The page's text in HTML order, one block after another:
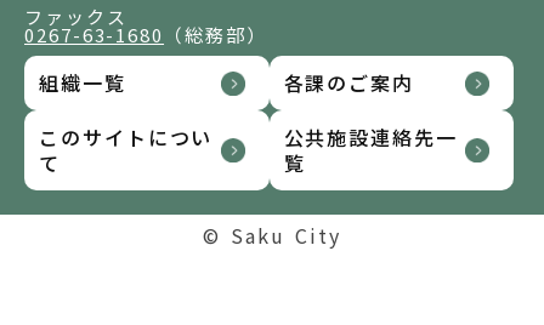
ファックス
0267-63-1680 （総務部）
組織一覧
各課のご案内
このサイトについ
て
公共施設連絡先一
覧
© Saku City